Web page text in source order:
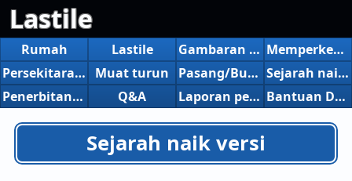
Lastile
Rumah Lastile Gambaran keseluruhan
Memperkenalkan ciri-ciri baru
Persekitaran operasi
Muat turun Pasang/Buang Pemasangan
Sejarah naik versi
Penerbitan, pengenalan, dll.
Q&A Laporan pepijat Bantuan Dalam Talian
Sejarah naik versi